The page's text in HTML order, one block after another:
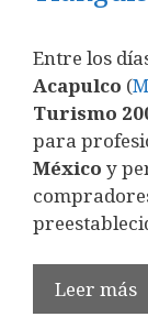
Entre los
Acapulco (
Turismo
para
México y
Leer más